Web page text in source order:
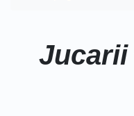
Jucarii